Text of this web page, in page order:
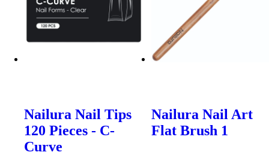
Nailura Nail Tips
120 Pieces - C-
Curve
Nailura Nail Art
Flat Brush 1